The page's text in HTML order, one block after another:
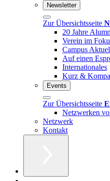
Newsletter
Zur Übersichtsseite
20 Jahre
Verein im
Campus
Auf einen
Internationales
Kurz &
Events
Zur Übersichtsseite
Netzwerken
Netzwerk
Kontakt